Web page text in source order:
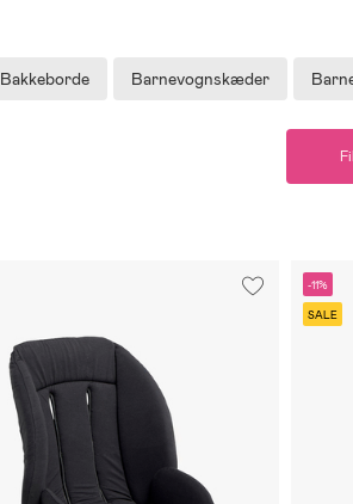
Bakkeborde Barnevognskæder
-11%
SALE